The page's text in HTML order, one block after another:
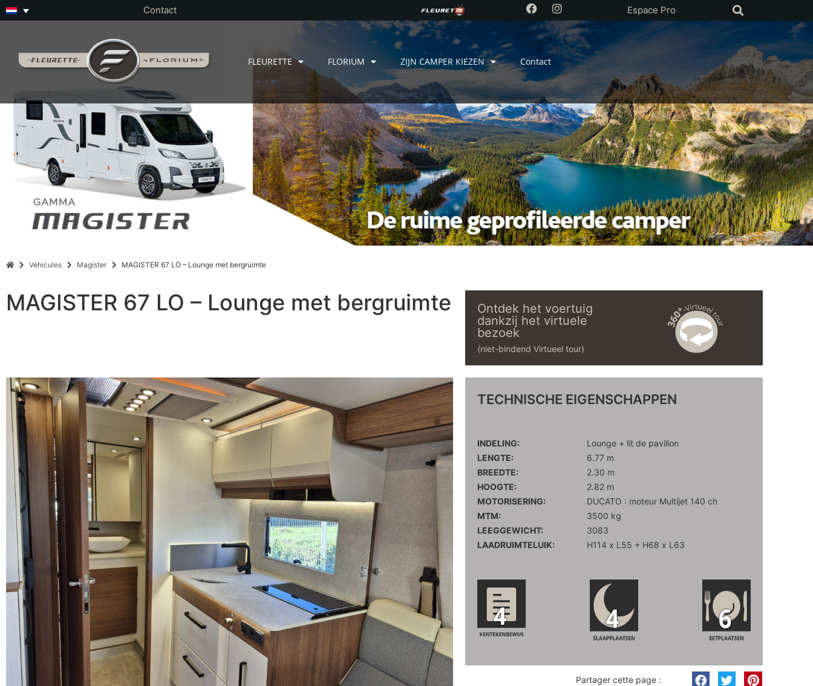
Contact Espace Pro
FLEURETTE FLORIUM ZIJN CAMPER KIEZEN Contact
Véhicules Magister MAGISTER 67 LO – Lounge met bergruimte
MAGISTER 67 LO – Lounge met bergruimte
Ontdek het voertuig
dankzij het virtuele
bezoek
(niet-bindend Virtueel tour)
TECHNISCHE EIGENSCHAPPEN
INDELING:
Lounge + lit de pavillon
LENGTE:
6.77 m
BREEDTE:
2.30 m
HOOGTE:
2.82 m
MOTORISERING:
DUCATO : moteur Multijet 140 ch
MTM:
3500 kg
LEEGGEWICHT:
3083
LAADRUIMTELUIK:
H114 x L55 + H68 x L63
Partager cette page :